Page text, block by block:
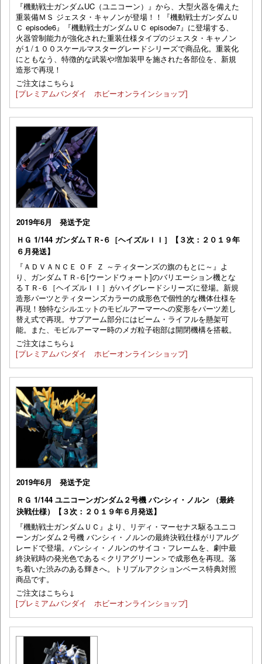
『機動戦士ガンダムUC（ユニコーン）』から、大型火器を備えた
重装備ＭＳ ジェスタ・キャノンが登場！！『機動戦士ガンダムＵ
Ｃ episode6』『機動戦士ガンダムＵＣ episode7』に登場する、
火器管制能力が強化された重装仕様タイプのジェスタ・キャノン
が１/１００スケールマスターグレードシリーズで商品化。重装化
にともなう、特徴的な武装や増加装甲を施された各部位を、新規
造形で再現！
ご注文はこちら↓
[プレミアムバンダイ ホビーオンラインショップ]
2019年6月 発送予定
ＨＧ 1/144 ガンダムＴＲ-６［ヘイズルＩＩ］【３次：２０１９年
６月発送】
『ＡＤＶＡＮＣＥ ＯＦ Ｚ ～ティターンズの旗のもとに～』よ
り、ガンダムＴＲ-６[ウーンドウォート]のバリエーション機とな
るＴＲ-６［ヘイズルＩＩ］がハイグレードシリーズに登場。新規
造形パーツとティターンズカラーの成形色で個性的な機体仕様を
再現！独特なシルエットのモビルアーマーへの変形をパーツ差し
替え式で再現。サブアーム部分にはビーム・ライフルを懸架可
能。また、モビルアーマー時のメガ粒子砲部は開閉機構を搭載。
ご注文はこちら↓
[プレミアムバンダイ ホビーオンラインショップ]
2019年6月 発送予定
ＲＧ 1/144 ユニコーンガンダム２号機 バンシィ・ノルン （最終
決戦仕様）【３次：２０１９年６月発送】
『機動戦士ガンダムＵＣ』より、リディ・マーセナス駆るユニコ
ーンガンダム２号機 バンシィ・ノルンの最終決戦仕様がリアルグ
レードで登場。バンシィ・ノルンのサイコ・フレームを、劇中最
終決戦時の発光色である＜クリアグリーン＞で成形色を再現。落
ち着いた渋みのある輝きへ。トリプルアクションベース特典対照
商品です。
ご注文はこちら↓
[プレミアムバンダイ ホビーオンラインショップ]